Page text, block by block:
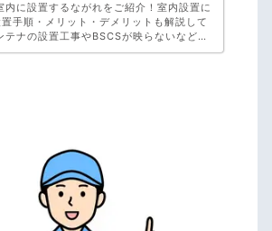
内に設置するながれをご紹介！室内設置に
手順・メリット・デメリットも解説して
テナの設置工事やBSCSが映らないなどお
、アンテナ工事専門のアンテナックスに